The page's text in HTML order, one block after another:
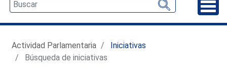
Actividad Parlamentaria
Iniciativas
Búsqueda de iniciativas